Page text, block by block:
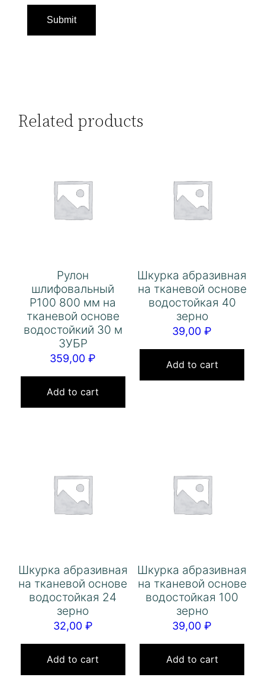
Related products
Рулон
шлифовальный
Р100 800 мм на
тканевой основе
водостойкий 30 м
ЗУБР
359,00₽
Add to cart
Шкурка абразивная
на тканевой основе
водостойкая 40
зерно
39,00₽
Add to cart
Шкурка абразивная
на тканевой основе
водостойкая 24
зерно
32,00 ₽
Add to cart
Шкурка абразивная
на тканевой основе
водостойкая 100
зерно
39,00₽
Add to cart